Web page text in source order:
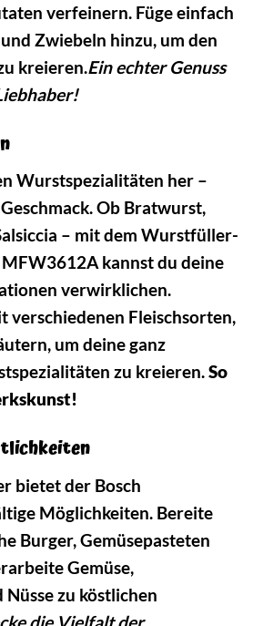
verfeinern. Füge einfach
Zwiebeln hinzu, um den
kreieren.Ein echter Genuss
Wurstspezialitäten her –
Ob Bratwurst,
– mit dem Wurstfüller-
kannst du deine
verwirklichen.
verschiedenen Fleischsorten,
um deine ganz
zu kreieren.So
bietet der Bosch
Möglichkeiten. Bereite
Burger, Gemüsepasteten
Gemüse,
zu köstlichen
die Vielfalt der